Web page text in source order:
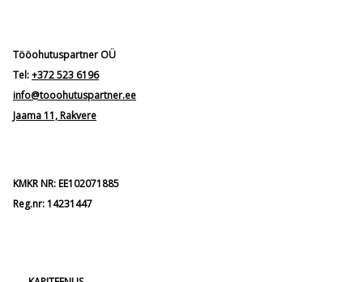
Tööohutuspartner OÜ
Tel:+372 523 6196
info@tooohutuspartner.ee
Jaama 11, Rakvere
KMKR NR: EE102071885
Reg.nr: 14231447